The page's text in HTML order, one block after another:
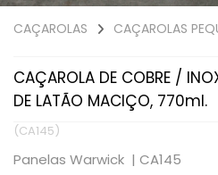
CAÇAROLAS CAÇAROLAS
CAÇAROLA DE COBRE /
DE LATÃO MACIÇO, 770ml.
(CA145)
Panelas Warwick | CA145